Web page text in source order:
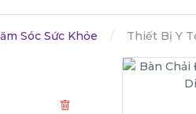
Sóc Sức Khỏe Thiết Bị Y